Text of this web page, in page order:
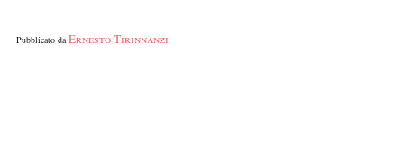
Pubblicato daErnesto Tirinnanzi